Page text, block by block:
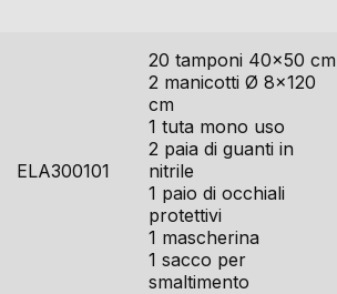
ELA300101
20 tamponi 40×50 cm
2 manicotti Ø 8×120
cm
1 tuta mono uso
2 paia di guanti in
nitrile
1 paio di occhiali
protettivi
1 mascherina
1 sacco per
smaltimento